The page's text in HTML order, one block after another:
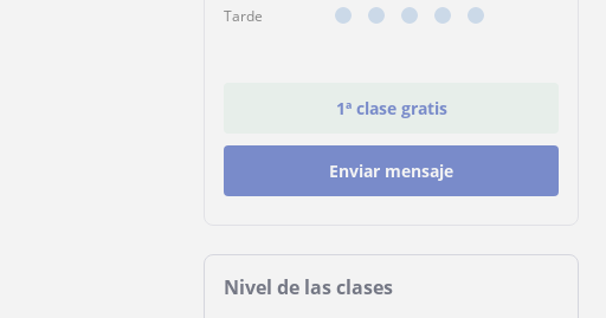
Tarde
1ª clase gratis
Enviar mensaje
Nivel de las clases